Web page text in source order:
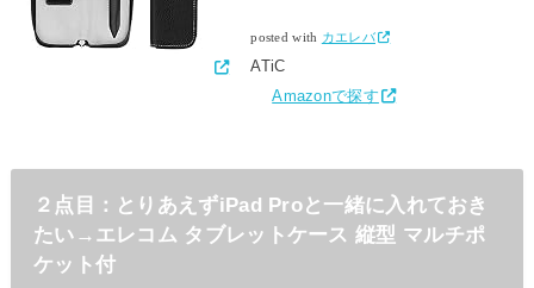
posted with カエレバ
ATiC
Amazonで探す
２点目：とりあえずiPad Proと一緒に入れておき
たい→エレコム タブレットケース 縦型 マルチポ
ケット付